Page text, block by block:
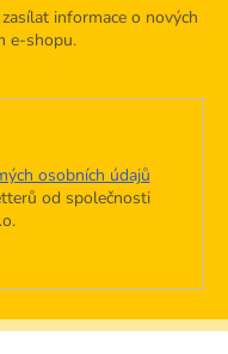
informace o nových
e-shopu.
osobních údajů
od společnosti